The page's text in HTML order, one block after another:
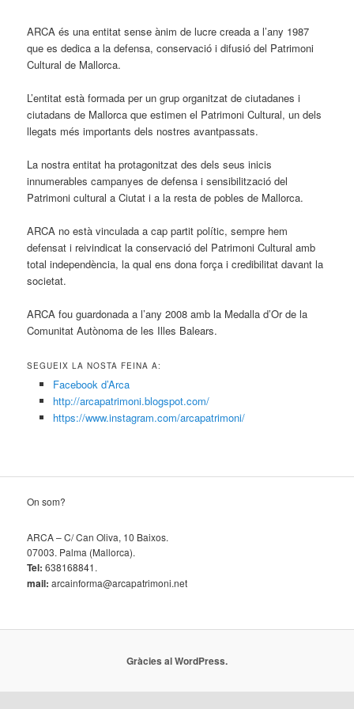
ARCA és una entitat sense ànim de lucre creada a l’any 1987
que es dedica a la defensa, conservació i difusió del Patrimoni
Cultural de Mallorca.
L’entitat està formada per un grup organitzat de ciutadanes i
ciutadans de Mallorca que estimen el Patrimoni Cultural, un dels
llegats més importants dels nostres avantpassats.
La nostra entitat ha protagonitzat des dels seus inicis
innumerables campanyes de defensa i sensibilització del
Patrimoni cultural a Ciutat i a la resta de pobles de Mallorca.
ARCA no està vinculada a cap partit polític, sempre hem
defensat i reivindicat la conservació del Patrimoni Cultural amb
total independència, la qual ens dona força i credibilitat davant la
societat.
ARCA fou guardonada a l’any 2008 amb la Medalla d’Or de la
Comunitat Autònoma de les Illes Balears.
SEGUEIX LA NOSTA FEINA A:
Facebook d’Arca
http://arcapatrimoni.blogspot.com/
https://www.instagram.com/arcapatrimoni/
On som?
ARCA – C/ Can Oliva, 10 Baixos.
07003. Palma (Mallorca).
Tel: 638168841.
mail: arcainforma@arcapatrimoni.net
Gràcies al WordPress.